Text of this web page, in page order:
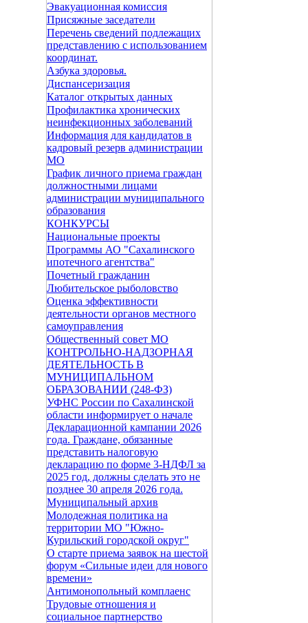
Эвакуационная комиссия
Присяжные заседатели
Перечень сведений подлежащих
представлению с использованием
координат.
Азбука здоровья.
Диспансеризация
Каталог открытых данных
Профилактика хронических
неинфекционных заболеваний
Информация для кандидатов в
кадровый резерв администрации
МО
График личного приема граждан
должностными лицами
администрации муниципального
образования
КОНКУРСЫ
Национальные проекты
Программы АО "Сахалинского
ипотечного агентства"
Почетный гражданин
Любительское рыболовство
Оценка эффективности
деятельности органов местного
самоуправления
Общественный совет МО
КОНТРОЛЬНО-НАДЗОРНАЯ
ДЕЯТЕЛЬНОСТЬ В
МУНИЦИПАЛЬНОМ
ОБРАЗОВАНИИ (248-ФЗ)
УФНС России по Сахалинской
области информирует о начале
Декларационной кампании 2026
года. Граждане, обязанные
представить налоговую
декларацию по форме 3-НДФЛ за
2025 год, должны сделать это не
позднее 30 апреля 2026 года.
Муниципальный архив
Молодежная политика на
территории МО "Южно-
Курильский городской округ"
О старте приема заявок на шестой
форум «Сильные идеи для нового
времени»
Антимонопольный комплаенс
Трудовые отношения и
социальное партнерство